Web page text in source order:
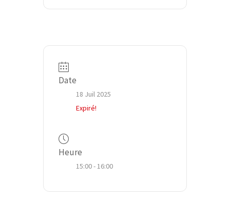
Date
18 Juil 2025
Expiré!
Heure
15:00 - 16:00